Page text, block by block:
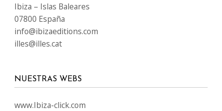
Ibiza – Islas Baleares
07800 España
info@ibizaeditions.com
illes@illes.cat
NUESTRAS WEBS
www.Ibiza-click.com